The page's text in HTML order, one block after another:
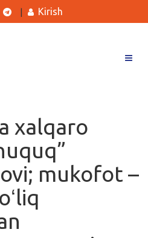
Kirish
xalqaro
mukofot –